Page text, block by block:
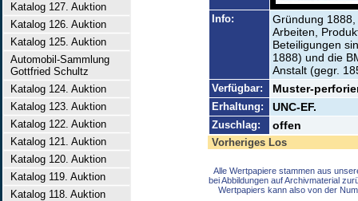
Katalog 127. Auktion
Katalog 126. Auktion
Katalog 125. Auktion
Automobil-Sammlung
Gottfried Schultz
Katalog 124. Auktion
Katalog 123. Auktion
Katalog 122. Auktion
Katalog 121. Auktion
Katalog 120. Auktion
Katalog 119. Auktion
Katalog 118. Auktion
Info:
Gründung
Arbeiten,
Beteiligungen
1888) und die
Anstalt (gegr.
Verfügbar: Muster-
Erhaltung: UNC-EF.
Zuschlag: offen
Vorheriges Los
Alle Wertpapiere stammen aus
bei Abbildungen auf Archivmaterial
Wertpapiers kann also von der